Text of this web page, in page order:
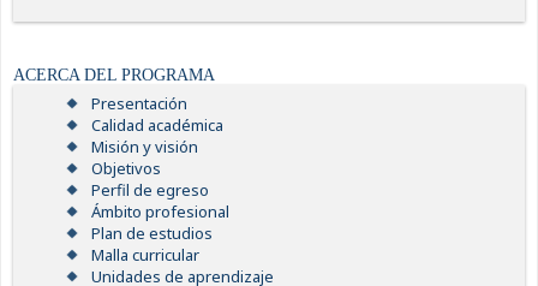
ACERCA DEL PROGRAMA
Presentación
Calidad académica
Misión y visión
Objetivos
Perfil de egreso
Ámbito profesional
Plan de estudios
Malla curricular
Unidades de aprendizaje